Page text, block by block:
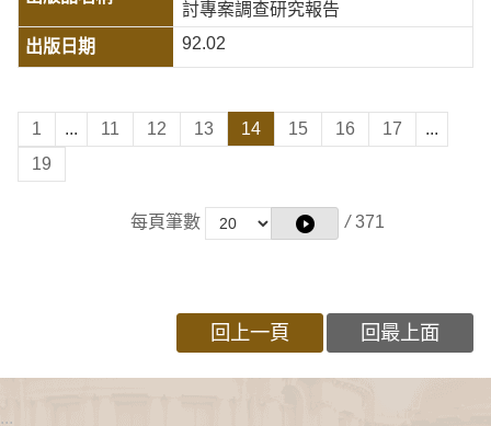
討專案調查研究報告
92.02
1 ... 11 12 13 14 15 16 17
...
19
每頁筆數 / 371
回上一頁 回最上面